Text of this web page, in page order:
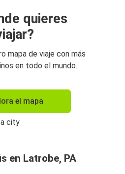
quieres
mapa de viaje con más
en todo el mundo.
el mapa
en Latrobe, PA